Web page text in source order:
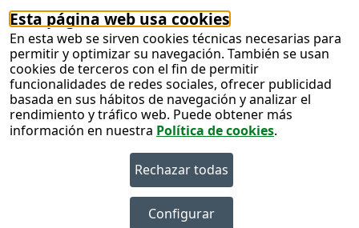
Esta página web usa cookies
En esta web se sirven cookies técnicas necesarias para
permitir y optimizar su navegación. También se usan
cookies de terceros con el fin de permitir
funcionalidades de redes sociales, ofrecer publicidad
basada en sus hábitos de navegación y analizar el
rendimiento y tráfico web. Puede obtener más
información en nuestra Política de cookies.